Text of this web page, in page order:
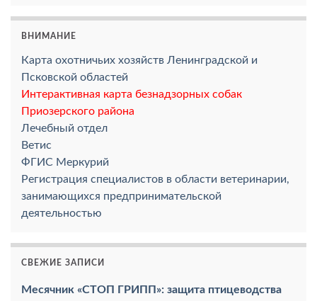
ВНИМАНИЕ
Карта охотничьих хозяйств Ленинградской и
Псковской областей
Интерактивная карта безнадзорных собак
Приозерского района
Лечебный отдел
Ветис
ФГИС Меркурий
Регистрация специалистов в области ветеринарии,
занимающихся предпринимательской
деятельностью
СВЕЖИЕ ЗАПИСИ
Месячник «СТОП ГРИПП»: защита птицеводства